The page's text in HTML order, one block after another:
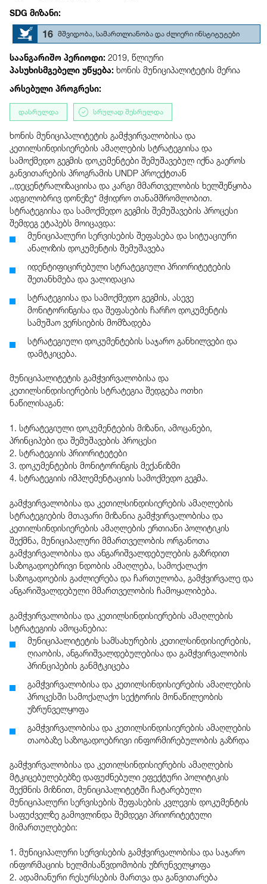
SDG მიზანი:
16 მშვიდობა, სამართლიანობა და ძლიერი ინსტიტუტები
საანგარიშო პერიოდი: 2019, წლიური
პასუხისმგებელი უწყება: ხონის მუნიციპალიტეტის მერია
არსებული პროგრესი:
დასრულდა სრულად შესრულდა
ხონის მუნიციპალიტეტის გამჭვირვალობისა და
კეთილსინდისიერების ამაღლების სტრატეგიისა და
სამოქმედო გეგმის დოკუმენტები შემუშავებულ იქნა გაეროს
განვითარების პროგრამის UNDP პროექტთან
,,დეცენტრალიზაციისა და კარგი მმართველობის ხელშეწყობა
ადგილობრივ დონეზე“ მჭიდრო თანამშრომლობით.
სტრატეგიისა და სამოქმედო გეგმის შემუშავების პროცესი
შემდეგ ეტაპებს მოიცავდა:
მუნიციპალური სერვისების შეფასება და სიტუაციური
ანალიზის დოკუმენტის შემუშავება
იდენტიფიცირებული სტრატეგიული პრიორიტეტების
შეთანხმება და ვალიდაცია
სტრატეგიისა და სამოქმედო გეგმის, ასევე
მონიტორინგისა და შეფასების ჩარჩო დოკუმენტის
სამუშაო ვერსიების მომზადება
სტრატეგიული დოკუმენტების საჯარო განხილვები და
დამტკიცება.
მუნიციპალიტეტის გამჭვირვალობისა და
კეთილსინდისიერების სტრატეგია შედგება ოთხი
ნაწილისაგან:
1. სტრატეგიული დოკუმენტების მიზანი, ამოცანები,
პრინციპები და შემუშავების პროცესი
2. სტრატეგიის პრიორიტეტები
3. დოკუმენტების მონიტორინგის მექანიზმი
4. სტრატეგიის იმპლემენტაციის სამოქმედო გეგმა.
გამჭვირვალობისა და კეთილსინდისიერების ამაღლების
სტრატეგიების მთავარი მიზანია გამჭვირვალობისა და
კეთილსინდისიერების ამაღლების ერთიანი პოლიტიკის
შექმნა, მუნიციპალური მმართველობის ორგანოთა
გამჭვირვალობისა და ანგარიშვალდებულების გაზრდით
საზოგადოებრივი ნდობის ამაღლება, სამოქალაქო
საზოგადოების გაძლიერება და ჩართულობა, გამჭვირვალე და
ანგარიშვალდებული მმართველობის ჩამოყალიბება.
გამჭვირვალობისა და კეთილსინდისიერების ამაღლების
სტრატეგიის ამოცანებია:
მუნიციპალიტეტის სამსახურების კეთილსინდისიერების,
ღიაობის, ანგარიშვალდებულებისა და გამჭვირვალობის
პრინციპების განმტკიცება
გამჭვირვალობისა და კეთილსინდისიერების ამაღლების
პროცესში სამოქალაქო სექტორის მონაწილეობის
უზრუნველყოფა
გამჭვირვალობისა და კეთილსინდისიერების ამაღლების
თაობაზე საზოგადოებრივი ინფორმირებულობის გაზრდა
გამჭვირვალობისა და კეთილსინდისიერების ამაღლების
მტკიცებულებებზე დაფუძნებული ეფექტური პოლიტიკის
შექმნის მიზნით, მუნიციპალიტეტში ჩატარებული
მუნიციპალური სერვისების შეფასების კვლევის დოკუმენტის
საფუძველზე გამოვლინდა შემდეგი პრიორიტეტული
მიმართულებები:
1. მუნიციპალური სერვისების გამჭვირვალობისა და საჯარო
ინფორმაციის ხელმისაწვდომობის უზრუნველყოფა
2. ადამიანური რესურსების მართვა და განვითარება